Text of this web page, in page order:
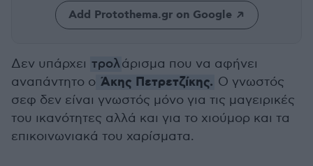
Add Protothema.gr on Google
Δεν υπάρχει τρολάρισμα που να αφήνει
αναπάντητο ο Άκης Πετρετζίκης. Ο γνωστός
σεφ δεν είναι γνωστός μόνο για τις μαγειρικές
του ικανότητες αλλά και για το χιούμορ και τα
επικοινωνιακά του χαρίσματα.